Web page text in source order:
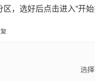
，选好后点击进入“开